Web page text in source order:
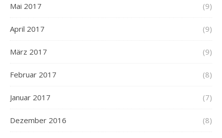
Mai 2017 (9)
April 2017 (9)
März 2017 (9)
Februar 2017 (8)
Januar 2017 (7)
Dezember 2016 (8)